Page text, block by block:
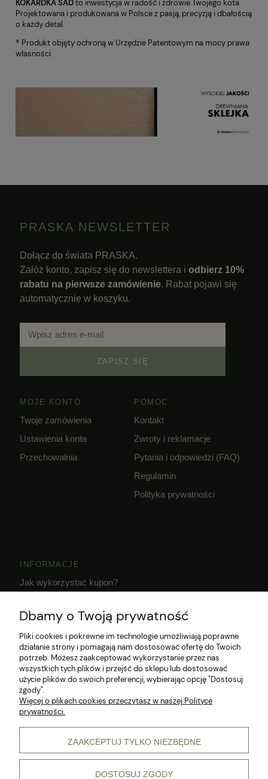
KOKARDKA SADto inwestycja w radość i zdrowie Twojego kota.
Projektowana i produkowana w Polsce z pasją, precyzją i dbałością
o każdy detal.
® Produkt objęty ochroną w Urzędzie Patentowym na mocy prawa
własności.
PRASKA NEWSLETTER
Dołącz do świata PRASKA.
Załóż konto, zapisz się do newslettera i odbierz 10%
rabatu na pierwsze zamówienie. Rabat pojawi się
automatycznie w koszyku.
ZAPISZ SIĘ
MOJE KONTO
Twoje zamówienia
Ustawienia konta
Przechowalnia
POMOC
Kontakt
Zwroty i reklamacje
Pytania i odpowiedzi (FAQ)
Regulamin
Polityka prywatności
INFORMACJE
Jak wykorzystać kupon?
Klub Hodowcy VIP
© 2026 Wszelkie prawa zastrzeżone
Dbamy o Twoją prywatność
Pliki cookies i pokrewne im technologie umożliwiają poprawne
działanie strony i pomagają nam dostosować ofertę do Twoich
potrzeb. Możesz zaakceptować wykorzystanie przez nas
wszystkich tych plików i przejść do sklepu lub dostosować
użycie plików do swoich preferencji, wybierając opcję "Dostosuj
zgody".
Więcej o plikach cookies przeczytasz w naszej Polityce
prywatności.
ZAAKCEPTUJ TYLKO NIEZBĘDNE
DOSTOSUJ ZGODY